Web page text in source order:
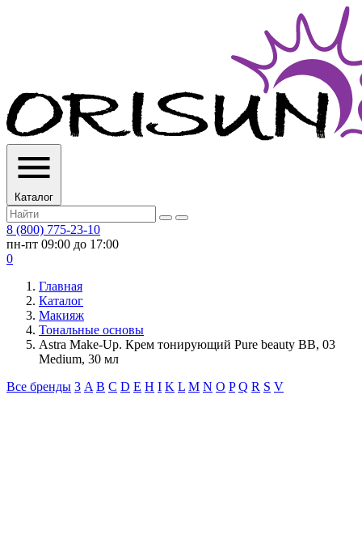
Каталог
8 (800) 775-23-10
пн-пт 09:00 до 17:00
0
Главная
Каталог
Макияж
Тональные основы
Astra Make-Up. Крем тонирующий Pure beauty BB, 03
Medium, 30 мл
Все бренды 3 A B C D E H I K L M N O P Q R S V